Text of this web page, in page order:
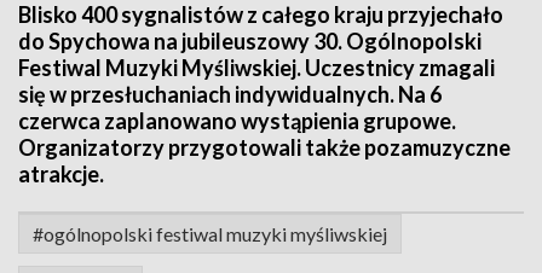
Blisko 400 sygnalistów z całego kraju przyjechało
do Spychowa na jubileuszowy 30. Ogólnopolski
Festiwal Muzyki Myśliwskiej. Uczestnicy zmagali
się w przesłuchaniach indywidualnych. Na 6
czerwca zaplanowano wystąpienia grupowe.
Organizatorzy przygotowali także pozamuzyczne
atrakcje.
#ogólnopolski festiwal muzyki myśliwskiej